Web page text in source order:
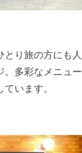
とり旅の方にも人
。多彩なメニュー
います。